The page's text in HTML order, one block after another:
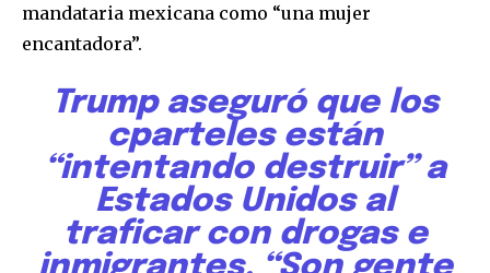
mandataria mexicana como “una mujer
encantadora”.
Trump aseguró que los
cparteles están
“intentando destruir” a
Estados Unidos al
traficar con drogas e